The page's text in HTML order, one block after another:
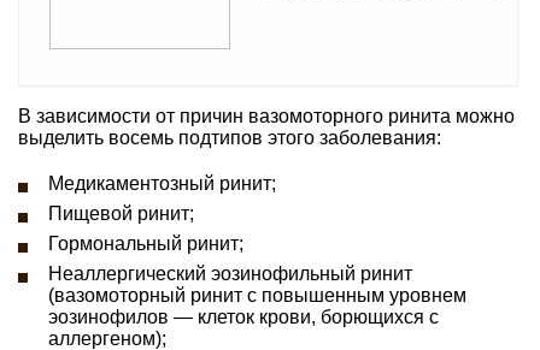
В зависимости от причин вазомоторного ринита можно
выделить восемь подтипов этого заболевания:
Медикаментозный ринит;
Пищевой ринит;
Гормональный ринит;
Неаллергический эозинофильный ринит
(вазомоторный ринит с повышенным уровнем
эозинофилов — клеток крови, борющихся с
аллергеном);